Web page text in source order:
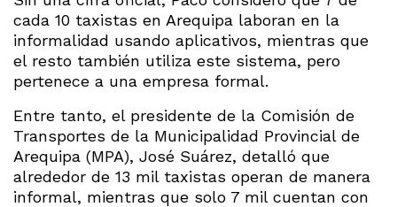
cada 10 taxistas en Arequipa laboran en la
informalidad usando aplicativos, mientras que
el resto también utiliza este sistema, pero
pertenece a una empresa formal.
Entre tanto, el presidente de la Comisión de
Transportes de la Municipalidad Provincial de
Arequipa (MPA), José Suárez, detalló que
alrededor de 13 mil taxistas operan de manera
informal, mientras que solo 7 mil cuentan con